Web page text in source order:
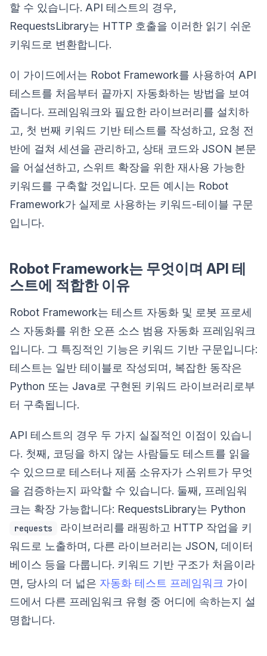
할 수 있습니다. API 테스트의 경우,
RequestsLibrary는 HTTP 호출을 이러한 읽기 쉬운
키워드로 변환합니다.
이 가이드에서는 Robot Framework를 사용하여 API
테스트를 처음부터 끝까지 자동화하는 방법을 보여
줍니다. 프레임워크와 필요한 라이브러리를 설치하
고, 첫 번째 키워드 기반 테스트를 작성하고, 요청 전
반에 걸쳐 세션을 관리하고, 상태 코드와 JSON 본문
을 어설션하고, 스위트 확장을 위한 재사용 가능한
키워드를 구축할 것입니다. 모든 예시는 Robot
Framework가 실제로 사용하는 키워드-테이블 구문
입니다.
Robot Framework는 무엇이며 API 테
스트에 적합한 이유
Robot Framework는 테스트 자동화 및 로봇 프로세
스 자동화를 위한 오픈 소스 범용 자동화 프레임워크
입니다. 그 특징적인 기능은 키워드 기반 구문입니다:
테스트는 일반 테이블로 작성되며, 복잡한 동작은
Python 또는 Java로 구현된 키워드 라이브러리로부
터 구축됩니다.
API 테스트의 경우 두 가지 실질적인 이점이 있습니
다. 첫째, 코딩을 하지 않는 사람들도 테스트를 읽을
수 있으므로 테스터나 제품 소유자가 스위트가 무엇
을 검증하는지 파악할 수 있습니다. 둘째, 프레임워
크는 확장 가능합니다: RequestsLibrary는 Python
requests
라이브러리를 래핑하고 HTTP 작업을 키
워드로 노출하며, 다른 라이브러리는 JSON, 데이터
베이스 등을 다룹니다. 키워드 기반 구조가 처음이라
면, 당사의 더 넓은 자동화 테스트 프레임워크 가이
드에서 다른 프레임워크 유형 중 어디에 속하는지 설
명합니다.